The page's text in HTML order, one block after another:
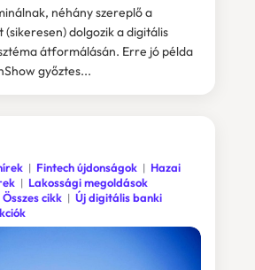
néhány szereplő a
dolgozik a digitális
átformálásán. Erre jó példa
győztes...
Fintech újdonságok
Hazai
Lakossági megoldások
Összes cikk
Új digitális banki